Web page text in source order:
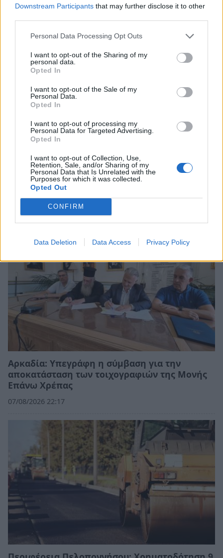
Downstream Participants that may further disclose it to other
Personal Data Processing Opt Outs
I want to opt-out of the Sharing of my
personal data.
Opted In
I want to opt-out of the Sale of my
Personal Data.
Opted In
I want to opt-out of processing my
Personal Data for Targeted Advertising.
Opted In
I want to opt-out of Collection, Use,
Retention, Sale, and/or Sharing of my
Personal Data that Is Unrelated with the
Purposes for which it was collected.
Opted Out
CONFIRM
Data Deletion Data Access Privacy Policy
Σχετικά Άρθρα
Αρκαδία: Υπεγράφη η σύμβαση για την
αποκατάσταση των τοιχογραφιών της Μονής
Επάνω Χρέπας
07/08/2026 22:17